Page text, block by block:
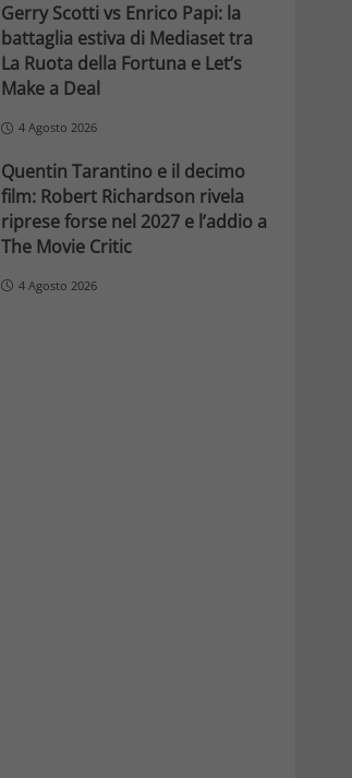
Gerry Scotti vs Enrico Papi: la
battaglia estiva di Mediaset tra
La Ruota della Fortuna e Let’s
Make a Deal
4 Agosto 2026
Quentin Tarantino e il decimo
film: Robert Richardson rivela
riprese forse nel 2027 e l’addio a
The Movie Critic
4 Agosto 2026